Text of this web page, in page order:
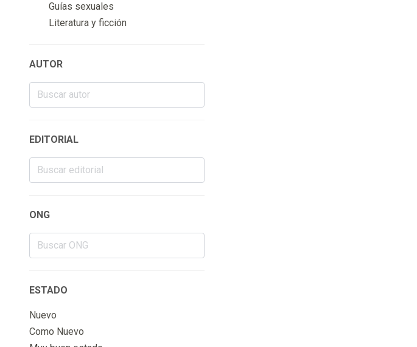
Guías sexuales
Literatura y ficción
AUTOR
EDITORIAL
ONG
ESTADO
Nuevo
Como Nuevo